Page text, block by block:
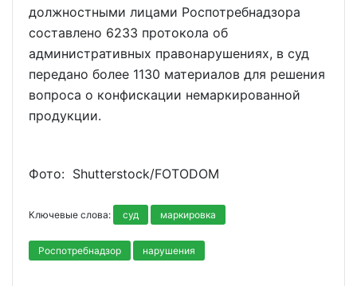
должностными лицами Роспотребнадзора
составлено 6233 протокола об
административных правонарушениях, в суд
передано более 1130 материалов для решения
вопроса о конфискации немаркированной
продукции.
Фото: Shutterstoсk/FOTODOM
Ключевые слова: суд маркировка
Роспотребнадзор нарушения